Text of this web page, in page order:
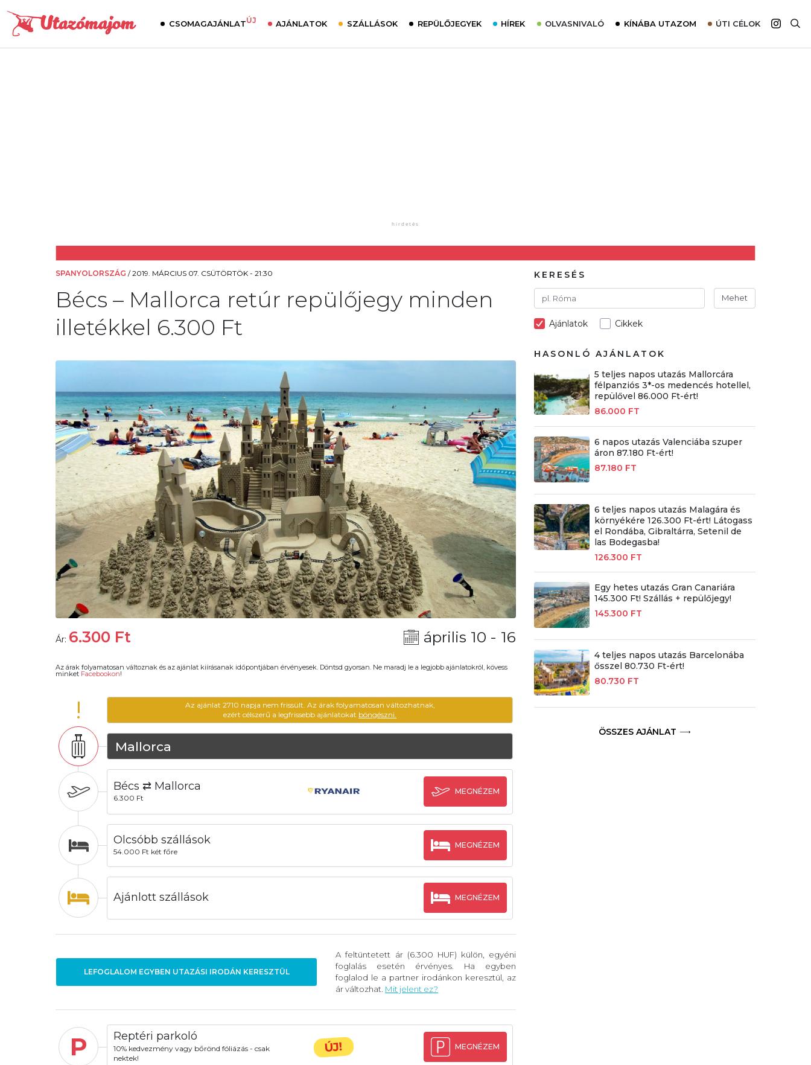
CSOMAGAJÁNLATÚJ AJÁNLATOK SZÁLLÁSOK REPÜLŐJEGYEK HÍREK OLVASNIVALÓ KÍNÁBA UTAZOM ÚTI CÉLOK
SPANYOLORSZÁG /2019. MÁRCIUS 07. CSÜTÖRTÖK - 21:30
Bécs – Mallorca retúr repülőjegy minden
illetékkel 6.300 Ft
Ár: 6.300 Ft április 10 - 16
Az árak folyamatosan változnak és az ajánlat kiírásanak időpontjában érvényesek. Döntsd gyorsan. Ne maradj le a legjobb ajánlatokról, kövess
minket Facebookon!
!
Az ajánlat 2710 napja nem frissült. Az árak folyamatosan változhatnak,
ezért célszerű a legfrissebb ajánlatokat böngészni.
Mallorca
Bécs ⇄ Mallorca
6.300 Ft
MEGNÉZEM
Olcsóbb szállások
54.000 Ft két főre
MEGNÉZEM
Ajánlott szállások MEGNÉZEM
LEFOGLALOM EGYBEN UTAZÁSI IRODÁN KERESZTÜL
A feltüntetett ár (6.300 HUF) külön, egyéni
foglalás esetén érvényes. Ha egyben
foglalod le a partner irodánkon keresztül, az
ár változhat. Mit jelent ez?
P Reptéri parkoló
10% kedvezmény vagy bőrönd fóliázás - csak
nektek!
ÚJ! MEGNÉZEM
KERESÉS
Mehet
Ajánlatok Cikkek
HASONLÓ AJÁNLATOK
5 teljes napos utazás Mallorcára
félpanziós 3*-os medencés hotellel,
repülővel 86.000 Ft-ért!
86.000 FT
6 napos utazás Valenciába szuper
áron 87.180 Ft-ért!
87.180 FT
6 teljes napos utazás Malagára és
környékére 126.300 Ft-ért! Látogass
el Rondába, Gibraltárra, Setenil de
las Bodegasba!
126.300 FT
Egy hetes utazás Gran Canariára
145.300 Ft! Szállás + repülőjegy!
145.300 FT
4 teljes napos utazás Barcelonába
ősszel 80.730 Ft-ért!
80.730 FT
ÖSSZES AJÁNLAT